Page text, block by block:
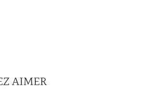
AIMER